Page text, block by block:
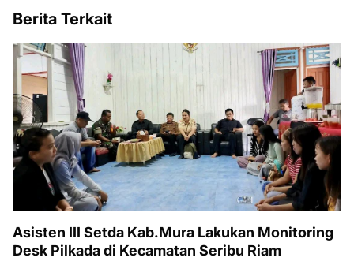
Berita Terkait
Asisten III Setda Kab.Mura Lakukan Monitoring
Desk Pilkada di Kecamatan Seribu Riam